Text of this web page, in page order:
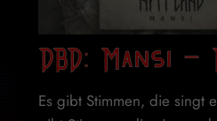
DBD: Mansi
Es gibt Stimmen, die singt